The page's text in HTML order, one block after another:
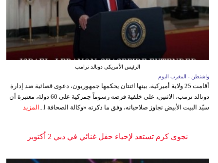
الرئيس الأمريكي دونالد ترامب
واشنطن - المغرب اليوم
أقامت 25 ولاية أميركية، بينها اثنتان يحكمها جمهوريون، دعوى قضائية ضد إدارة
دونالد ترمب، الاثنين، على خلفية فرضه رسوماً جمركية على 60 دولة، معتبرة أن
سيّد البيت الأبيض تجاوز صلاحياته، وفق ما ذكرته «وكالة الصحافة ا... المزيد
نجوى كرم تستعد لإحياء حفل غنائي في دبي 2 أكتوبر